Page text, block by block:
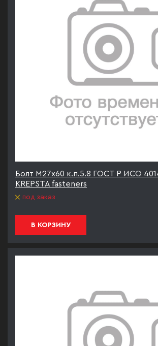
Болт М27х60 к.п.5.8 ГОСТ Р ИСО
KREPSTA fasteners
под заказ
В КОРЗИНУ